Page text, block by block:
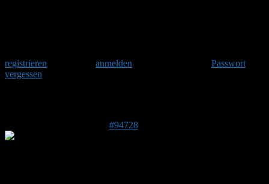
registrieren
anmelden
Passwort
vergessen
#94728